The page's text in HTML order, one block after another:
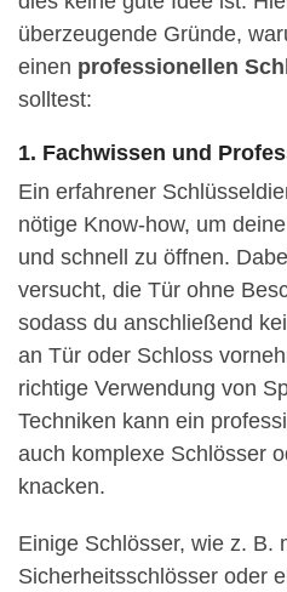
überzeugende Gründe,
einen professionellen
solltest:
1. Fachwissen und
Ein erfahrener
nötige Know-how, um
und schnell zu öffnen.
versucht, die Tür ohne
sodass du anschließend
an Tür oder Schloss
richtige Verwendung von
Techniken kann ein
auch komplexe Schlösser
knacken.
Einige Schlösser, wie z. B.
Sicherheitsschlösser oder